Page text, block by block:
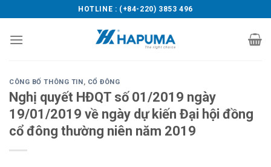
to
content
HOTLINE : (+84-220) 3853 496
CÔNG BỐ THÔNG TIN, CỔ ĐÔNG
Nghị quyết HĐQT số 01/2019 ngày
19/01/2019 về ngày dự kiến Đại hội đồng
cổ đông thường niên năm 2019